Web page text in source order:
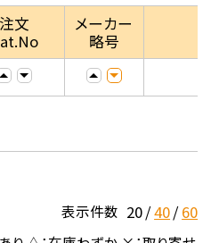
注文
メーカー
略号
表示件数 20 40 60